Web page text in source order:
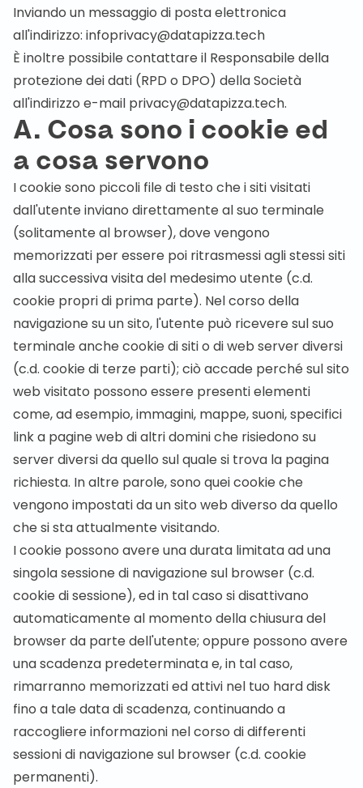
Inviando un messaggio di posta elettronica
all'indirizzo: infoprivacy@datapizza.tech
È inoltre possibile contattare il Responsabile della
protezione dei dati (RPD o DPO) della Società
all'indirizzo e-mail privacy@datapizza.tech.
A. Cosa sono i cookie ed
a cosa servono
I cookie sono piccoli file di testo che i siti visitati
dall'utente inviano direttamente al suo terminale
(solitamente al browser), dove vengono
memorizzati per essere poi ritrasmessi agli stessi siti
alla successiva visita del medesimo utente (c.d.
cookie propri di prima parte). Nel corso della
navigazione su un sito, l'utente può ricevere sul suo
terminale anche cookie di siti o di web server diversi
(c.d. cookie di terze parti); ciò accade perché sul sito
web visitato possono essere presenti elementi
come, ad esempio, immagini, mappe, suoni, specifici
link a pagine web di altri domini che risiedono su
server diversi da quello sul quale si trova la pagina
richiesta. In altre parole, sono quei cookie che
vengono impostati da un sito web diverso da quello
che si sta attualmente visitando.
I cookie possono avere una durata limitata ad una
singola sessione di navigazione sul browser (c.d.
cookie di sessione), ed in tal caso si disattivano
automaticamente al momento della chiusura del
browser da parte dell'utente; oppure possono avere
una scadenza predeterminata e, in tal caso,
rimarranno memorizzati ed attivi nel tuo hard disk
fino a tale data di scadenza, continuando a
raccogliere informazioni nel corso di differenti
sessioni di navigazione sul browser (c.d. cookie
permanenti).